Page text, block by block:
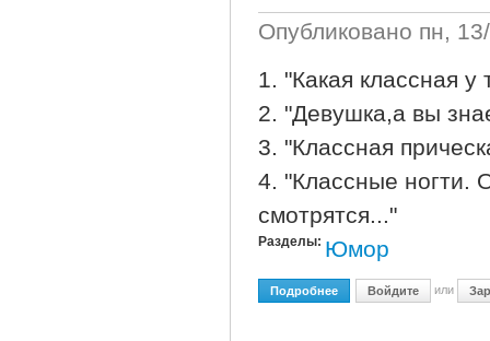
Опубликовано пн,
1. "Какая классная
2. "Девушка,а вы
3. "Классная
4. "Классные ногти.
смотрятся..."
Разделы: Юмор
Подробнее О Как Конкретно
Войдите или